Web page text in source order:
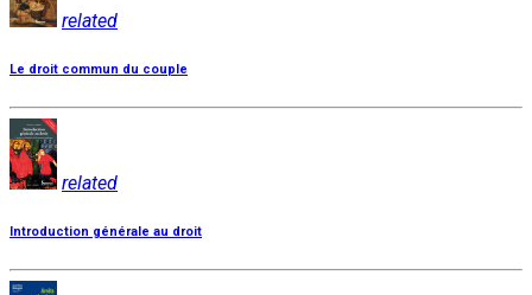
related
Le droit commun du couple
related
Introduction générale au droit